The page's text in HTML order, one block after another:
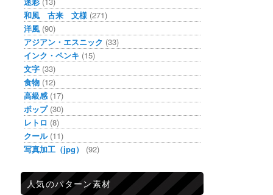
和風 古来 文様 (271)
洋風 (90)
アジアン・エスニック (33)
インク・ペンキ (15)
文字 (33)
食物 (12)
高級感 (17)
ポップ(30)
レトロ (8)
クール(11)
写真加工（jpg）
(92)
人気のパターン素材